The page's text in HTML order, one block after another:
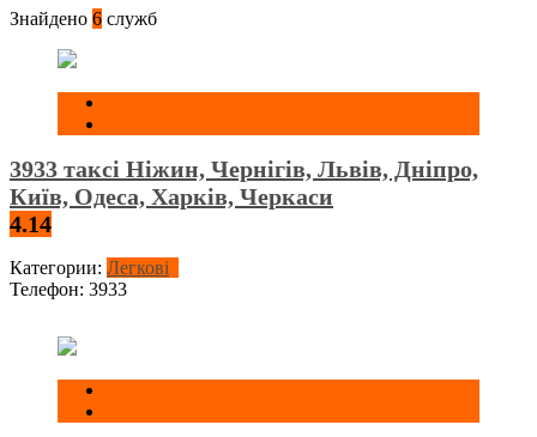
Знайдено 6 служб
3933 таксі Ніжин, Чернігів, Львів, Дніпро,
Київ, Одеса, Харків, Черкаси
4.14
Категории: Легкові
Телефон: 3933